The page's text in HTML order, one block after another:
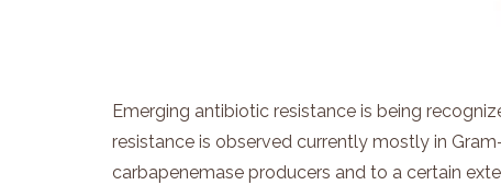
Emerging antibiotic resistance is being
resistance is observed currently mostly in
carbapenemase producers and to a certain